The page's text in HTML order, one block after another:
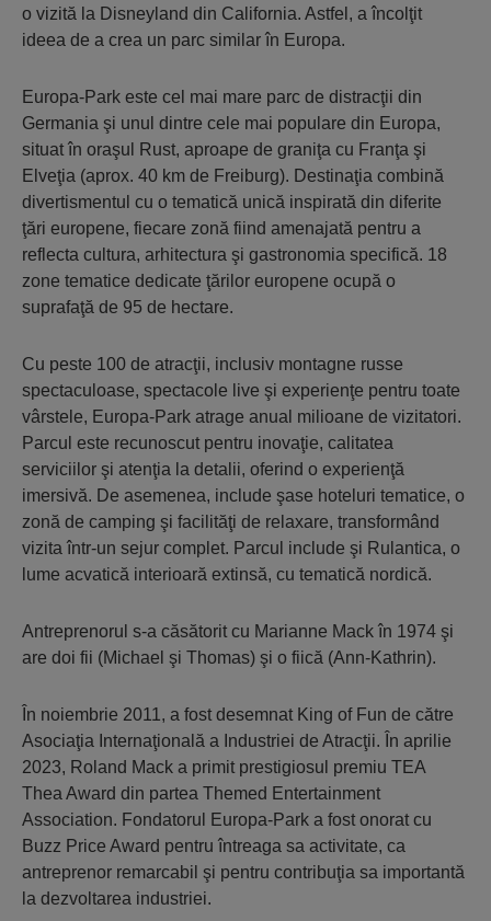
o vizită la Disneyland din California. Astfel, a încolţit
ideea de a crea un parc similar în Europa.
Europa-Park este cel mai mare parc de distracţii din
Germania şi unul dintre cele mai populare din Europa,
situat în oraşul Rust, aproape de graniţa cu Franţa şi
Elveţia (aprox. 40 km de Freiburg). Destinaţia combină
divertismentul cu o tematică unică inspirată din diferite
ţări europene, fiecare zonă fiind amenajată pentru a
reflecta cultura, arhitectura şi gastronomia specifică. 18
zone tematice dedicate ţărilor europene ocupă o
suprafaţă de 95 de hectare.
Cu peste 100 de atracţii, inclusiv montagne russe
spectaculoase, spectacole live şi experienţe pentru toate
vârstele, Europa-Park atrage anual milioane de vizitatori.
Parcul este recunoscut pentru inovaţie, calitatea
serviciilor şi atenţia la detalii, oferind o experienţă
imersivă. De asemenea, include şase hoteluri tematice, o
zonă de camping şi facilităţi de relaxare, transformând
vizita într-un sejur complet. Parcul include şi Rulantica, o
lume acvatică interioară extinsă, cu tematică nordică.
Antreprenorul s-a căsătorit cu Marianne Mack în 1974 şi
are doi fii (Michael şi Thomas) şi o fiică (Ann-Kathrin).
În noiembrie 2011, a fost desemnat King of Fun de către
Asociaţia Internaţională a Industriei de Atracţii. În aprilie
2023, Roland Mack a primit prestigiosul premiu TEA
Thea Award din partea Themed Entertainment
Association. Fondatorul Europa-Park a fost onorat cu
Buzz Price Award pentru întreaga sa activitate, ca
antreprenor remarcabil şi pentru contribuţia sa importantă
la dezvoltarea industriei.